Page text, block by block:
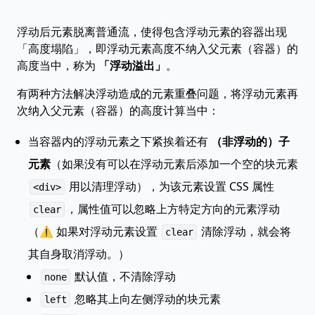
浮动后元素脱离普通流，使得包含浮动元素的容器出现
「高度塌陷」，即浮动元素高度不纳入父元素（容器）的
高度当中，称为
「浮动溢出」 。
有两种方法解决浮动造成的元素重叠问题，将浮动元素再
次纳入父元素（容器）的高度计算当中：
当容器内的浮动元素之下紧挨着还有
（非浮动的）子
元素 （如果没有可以在浮动元素后添加一个空的块元素
<div> 用以清理浮动），为该元素设置 CSS 属性
clear
，属性值可以忽略上方特定方向的元素浮动
（⚠️ 如果对浮动元素设置
clear
清除浮动，就会将
其自身取消浮动。）
none 默认值，不清除浮动
left
忽略其上向左侧浮动的块元素